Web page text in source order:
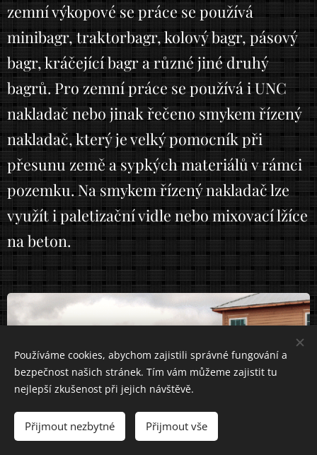
zemní výkopové se práce se používá
minibagr, traktorbagr, kolový bagr, pásový
bagr, kráčející bagr a různé jiné druhý
bagrů. Pro zemní práce se používá i UNC
nakladač nebo jinak řečeno smykem řízený
nakladač, který je velký pomocník při
přesunu země a sypkých materiálů v rámci
pozemku. Na smykem řízený nakladač lze
využít i paletizační vidle nebo mixovací lžíce
na beton.
Používáme cookies, abychom zajistili správné fungování a
bezpečnost našich stránek. Tím vám můžeme zajistit tu
nejlepší zkušenost při jejich návštěvě.
Přijmout nezbytné Přijmout vše